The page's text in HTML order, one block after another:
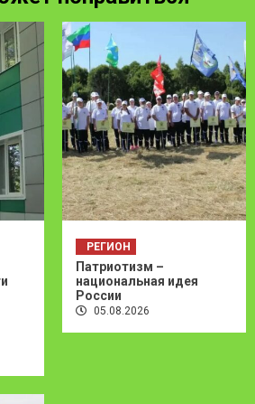
РЕГИОН
Патриотизм –
национальная идея
России
05.08.2026